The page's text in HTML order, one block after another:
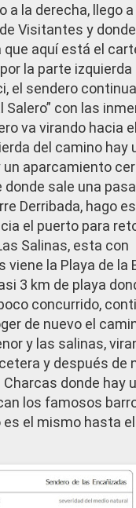
a la derecha, llego a
Visitantes y donde
aquí está el
la parte izquierda
el sendero
Salero” con las
va virando hacia
del camino hay
aparcamiento
sale una
Derribada, hago
el puerto para
Salinas, esta con
la Playa de la
3 km de playa
concurrido,
de nuevo el
y las salinas,
y después de
donde hay
los famosos
es el mismo hasta